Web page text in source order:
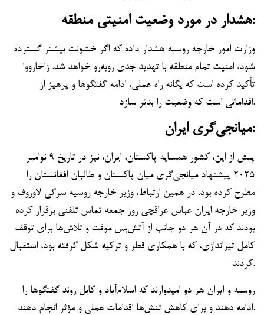
هشدار در مورد وضعیت امنیتی منطقه:
وزارت امور خارجه روسیه هشدار داده که اگر خشونت بیشتر گسترده
شود، امنیت تمام منطقه با تهدید جدی روبه‌رو خواهد شد. زاخارووا
تأکید کرده است که یگانه راه عملی، ادامه گفتگوها و پرهیز از
اقداماتی است که وضعیت را بدتر سازد.
میانجی‌گری ایران:
پیش از این، کشور همسایه پاکستان، ایران، نیز در تاریخ ۹ نوامبر
۲۰۲۵ پیشنهاد میانجی‌گری میان پاکستان و طالبان افغانستان را
مطرح کرده بود. در همین ارتباط، وزیر خارجه روسیه سرگی لاوروف و
وزیر خارجه ایران عباس عراقچی روز جمعه تماس تلفنی برقرار کرده
بودند که در آن هر دو جانب از آتش‌بس موقت و تلاش‌ها برای توقف
کامل تیراندازی، که با همکاری قطر و ترکیه شکل گرفته بود، استقبال
کردند.
روسیه و ایران هر دو امیدوارند که اسلام‌آباد و کابل روند گفتگوها را
ادامه دهند و برای کاهش تنش‌ها اقدامات عملی و مؤثر انجام دهند.